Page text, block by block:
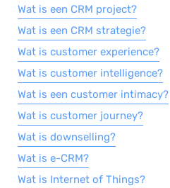
Wat is een CRM project?
Wat is een CRM strategie?
Wat is customer experience?
Wat is customer intelligence?
Wat is een customer intimacy?
Wat is customer journey?
Wat is downselling?
Wat is e-CRM?
Wat is Internet of Things?